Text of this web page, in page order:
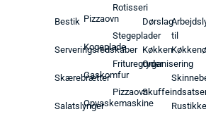
Bestik
Serveringsredskaber
Skærebrætter
Salatslynger
Pizzaovn
Kogeplade
Gaskomfur
Opvaskemaskine
Rotisseri
Stegeplader
Frituregryder
Pizzaovn
Dørslag
Køkken
Organisering
til
Rustikke